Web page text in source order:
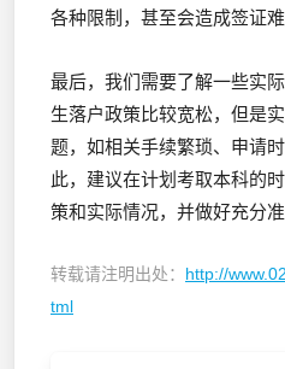
各种限制，甚至会造成签证难
最后，我们需要了解一些实
生落户政策比较宽松，但是
题，如相关手续繁琐、申请
此，建议在计划考取本科的
策和实际情况，并做好充分准
转载请注明出处： http://
tml